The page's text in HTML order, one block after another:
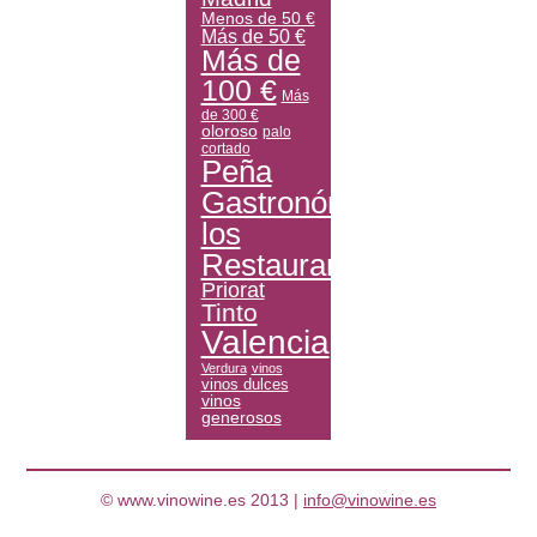
Menos de 50 €
Más de 50 €
Más de
100 € Más
de 300 €
oloroso palo
cortado
Peña
Gastronómica
los
Restauranteros
Priorat
Tinto
Valencia
Verdura vinos
vinos dulces
vinos
generosos
© www.vinowine.es 2013 | info@vinowine.es